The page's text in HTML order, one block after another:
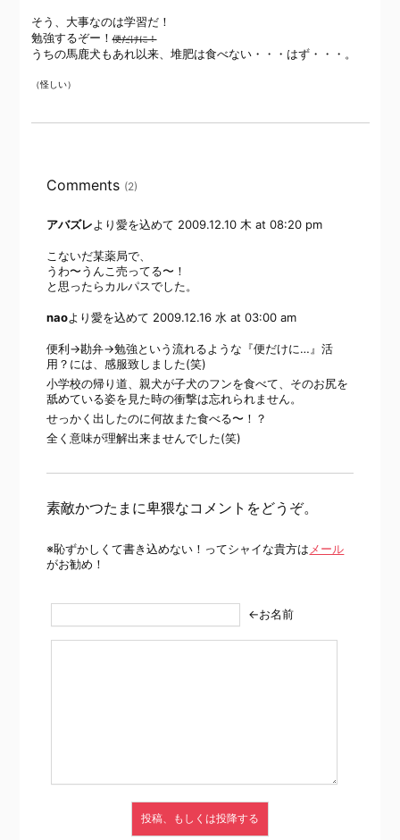
そう、大事なのは学習だ！
勉強するぞー！便だけに！
うちの馬鹿犬もあれ以来、堆肥は食べない・・・はず・・・。
（怪しい）
Comments (2)
アバズレより愛を込めて 2009.12.10 木 at 08:20 pm
こないだ某薬局で、
うわ〜うんこ売ってる〜！
と思ったらカルパスでした。
naoより愛を込めて 2009.12.16 水 at 03:00 am
便利→勘弁→勉強という流れるような『便だけに…』活
用？には、感服致しました(笑)
小学校の帰り道、親犬が子犬のフンを食べて、そのお尻を
舐めている姿を見た時の衝撃は忘れられません。
せっかく出したのに何故また食べる〜！？
全く意味が理解出来ませんでした(笑)
素敵かつたまに卑猥なコメントをどうぞ。
※恥ずかしくて書き込めない！ってシャイな貴方は メール
がお勧め！
←お名前